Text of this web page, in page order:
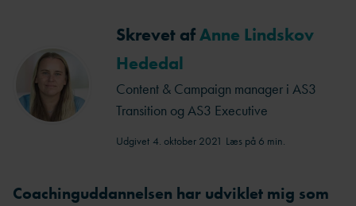
Skrevet afAnne Lindskov
Hededal
Content & Campaign manager i AS3
Transition og AS3 Executive
Udgivet 4. oktober 2021 Læs på 6 min.
Coachinguddannelsen har udviklet mig som